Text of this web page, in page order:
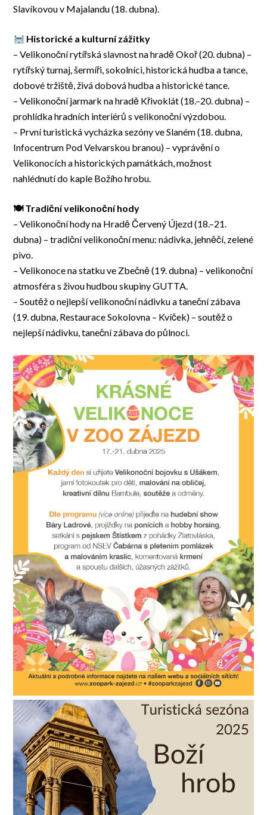
Slavíkovou v Majalandu (18. dubna).
Historické a kulturní zážitky
– Velikonoční rytířská slavnost na hradě Okoř (20. dubna) –
rytířský turnaj, šermíři, sokolníci, historická hudba a tance,
dobové tržiště, živá dobová hudba a historické tance.
– Velikonoční jarmark na hradě Křivoklát (18.–20. dubna) –
prohlídka hradních interiérů s velikonoční výzdobou.
– První turistická vycházka sezóny ve Slaném (18. dubna,
Infocentrum Pod Velvarskou branou) – vyprávění o
Velikonocích a historických památkách, možnost
nahlédnutí do kaple Božího hrobu.
🍽 Tradiční velikonoční hody
– Velikonoční hody na Hradě Červený Újezd (18.–21.
dubna) – tradiční velikonoční menu: nádivka, jehněčí, zelené
pivo.
– Velikonoce na statku ve Zbečně (19. dubna) – velikonoční
atmosféra s živou hudbou skupiny GUTTA.
– Soutěž o nejlepší velikonoční nádivku a taneční zábava
(19. dubna, Restaurace Sokolovna – Kvíček) – soutěž o
nejlepší nádivku, taneční zábava do půlnoci.